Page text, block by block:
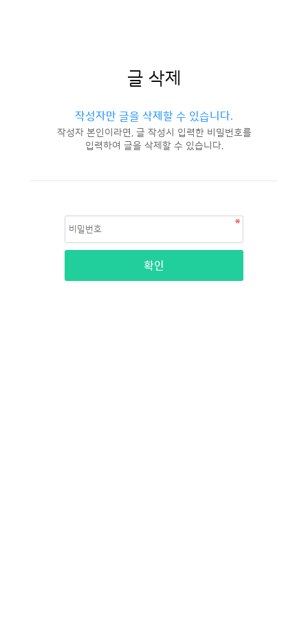
글 삭제
작성자만 글을 삭제할 수 있습니다.
작성자 본인이라면, 글 작성시 입력한 비밀번호를
입력하여 글을 삭제할 수 있습니다.